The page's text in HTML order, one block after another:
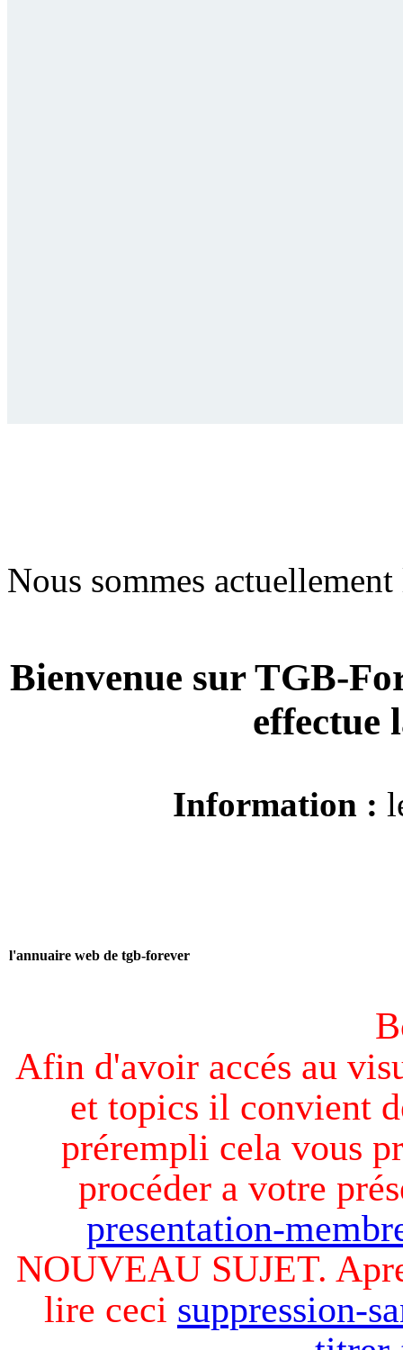
Nous sommes
Bienvenue sur TGB-
Information :
l'annuaire web de tgb-forever
Afin d'avoir accés au
et topics il convient
prérempli cela vous
procéder a votre
presentation-
NOUVEAU SUJET.
lire ceci suppression-